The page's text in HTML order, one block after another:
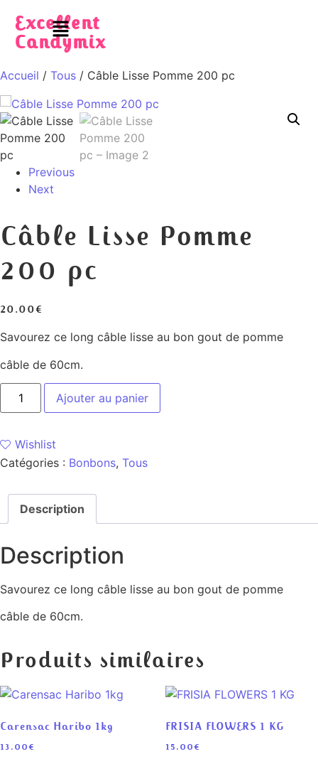
Excellent
Candymix
Accueil / Tous / Câble Lisse Pomme 200 pc
Previous
Next
Câble Lisse Pomme
200 pc
20.00€
Savourez ce long câble lisse au bon gout de pomme
câble de 60cm.
Ajouter au panier
Wishlist
Catégories : Bonbons, Tous
Description
Description
Savourez ce long câble lisse au bon gout de pomme
câble de 60cm.
Produits similaires
Carensac Haribo 1kg
13.00€
FRISIA FLOWERS 1 KG
15.00€